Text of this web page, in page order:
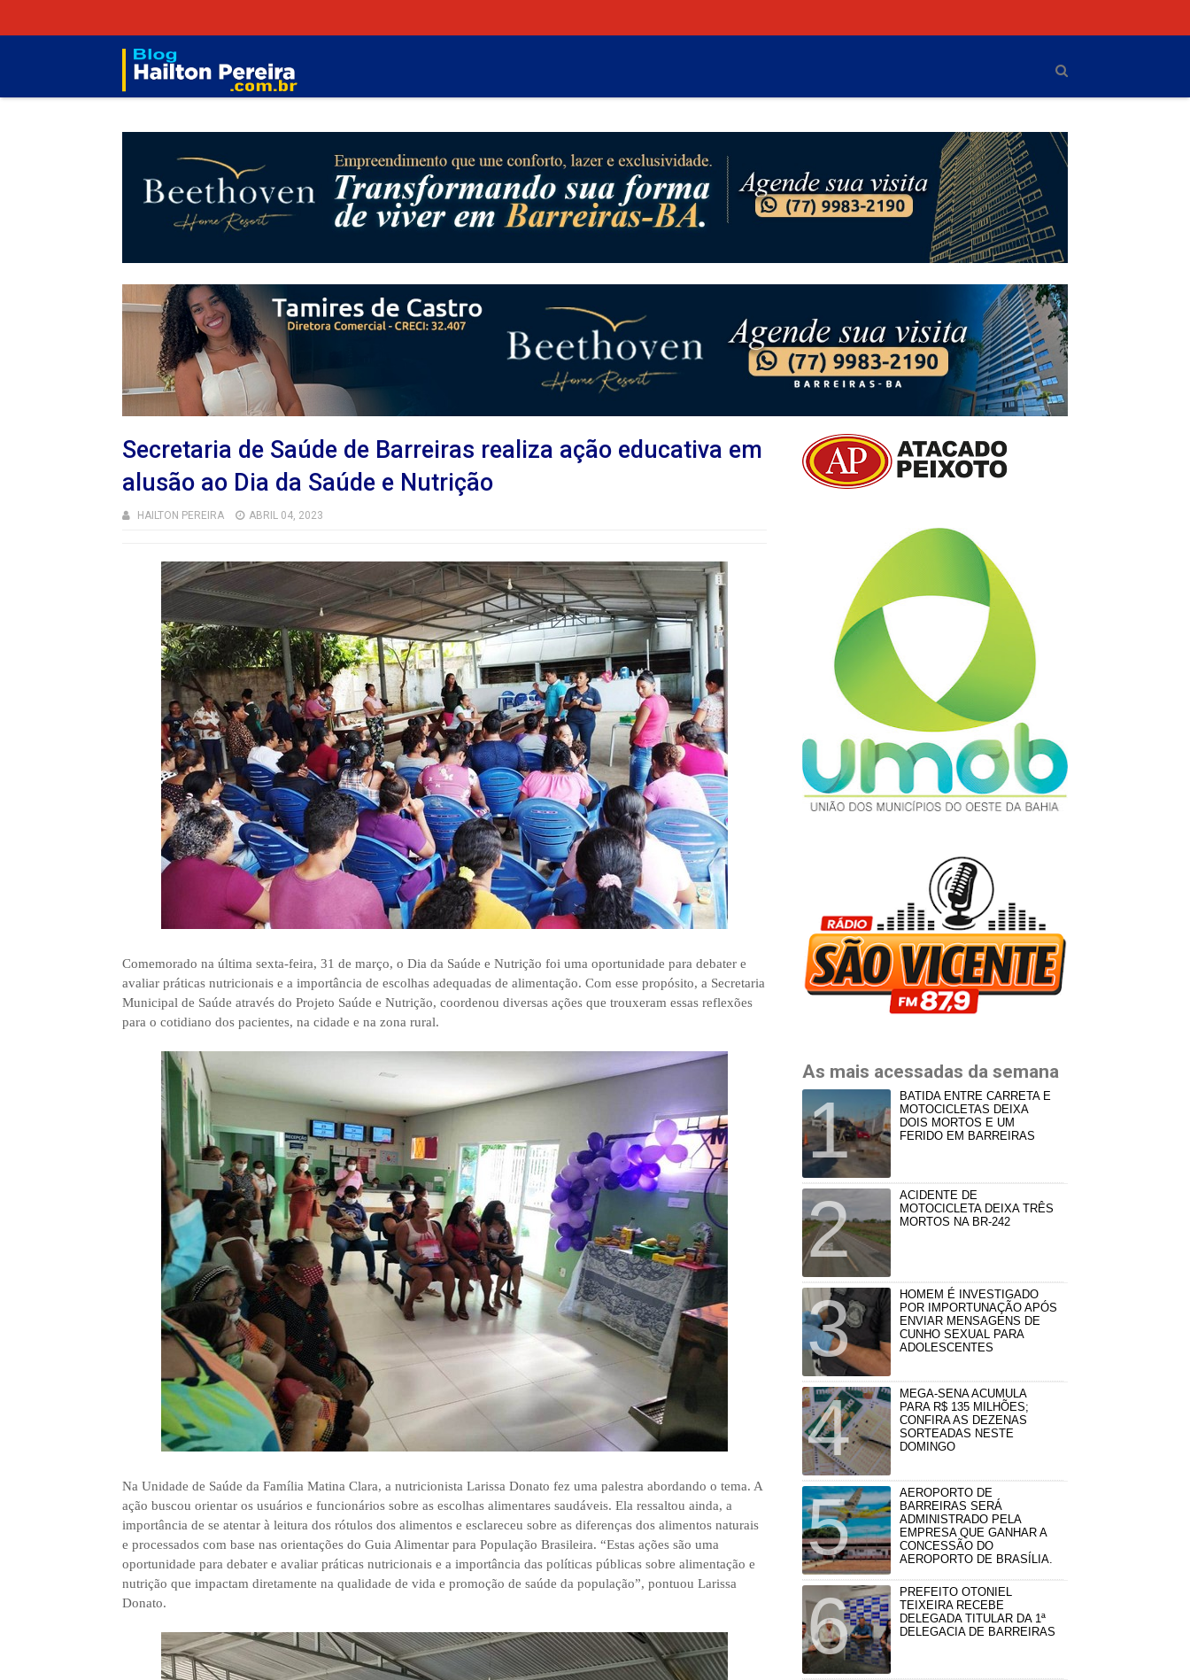
Secretaria de Saúde de Barreiras realiza ação educativa em
alusão ao Dia da Saúde e Nutrição
HAILTON PEREIRA ABRIL 04, 2023
Comemorado na última sexta-feira, 31 de março, o Dia da Saúde e Nutrição foi uma oportunidade para debater e
avaliar práticas nutricionais e a importância de escolhas adequadas de alimentação. Com esse propósito, a Secretaria
Municipal de Saúde através do Projeto Saúde e Nutrição, coordenou diversas ações que trouxeram essas reflexões
para o cotidiano dos pacientes, na cidade e na zona rural.
Na Unidade de Saúde da Família Matina Clara, a nutricionista Larissa Donato fez uma palestra abordando o tema. A
ação buscou orientar os usuários e funcionários sobre as escolhas alimentares saudáveis. Ela ressaltou ainda, a
importância de se atentar à leitura dos rótulos dos alimentos e esclareceu sobre as diferenças dos alimentos naturais
e processados com base nas orientações do Guia Alimentar para População Brasileira. “Estas ações são uma
oportunidade para debater e avaliar práticas nutricionais e a importância das políticas públicas sobre alimentação e
nutrição que impactam diretamente na qualidade de vida e promoção de saúde da população”, pontuou Larissa
Donato.
As mais acessadas da semana
BATIDA ENTRE CARRETA E
MOTOCICLETAS DEIXA
DOIS MORTOS E UM
FERIDO EM BARREIRAS
ACIDENTE DE
MOTOCICLETA DEIXA TRÊS
MORTOS NA BR-242
HOMEM É INVESTIGADO
POR IMPORTUNAÇÃO APÓS
ENVIAR MENSAGENS DE
CUNHO SEXUAL PARA
ADOLESCENTES
MEGA-SENA ACUMULA
PARA R$ 135 MILHÕES;
CONFIRA AS DEZENAS
SORTEADAS NESTE
DOMINGO
AEROPORTO DE
BARREIRAS SERÁ
ADMINISTRADO PELA
EMPRESA QUE GANHAR A
CONCESSÃO DO
AEROPORTO DE BRASÍLIA.
PREFEITO OTONIEL
TEIXEIRA RECEBE
DELEGADA TITULAR DA 1ª
DELEGACIA DE BARREIRAS